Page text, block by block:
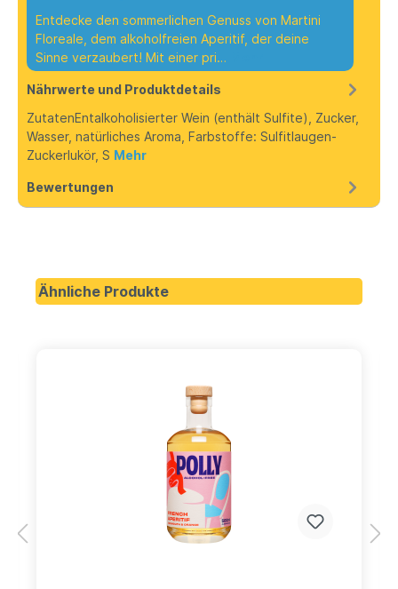
Entdecke den sommerlichen Genuss von Martini
Floreale, dem alkoholfreien Aperitif, der deine
Sinne verzaubert! Mit einer pri…
Nährwerte und Produktdetails
ZutatenEntalkoholisierter Wein (enthält Sulfite), Zucker,
Wasser, natürliches Aroma, Farbstoffe: Sulfitlaugen-
Zuckerlukör, S Mehr
Bewertungen
Ähnliche Produkte